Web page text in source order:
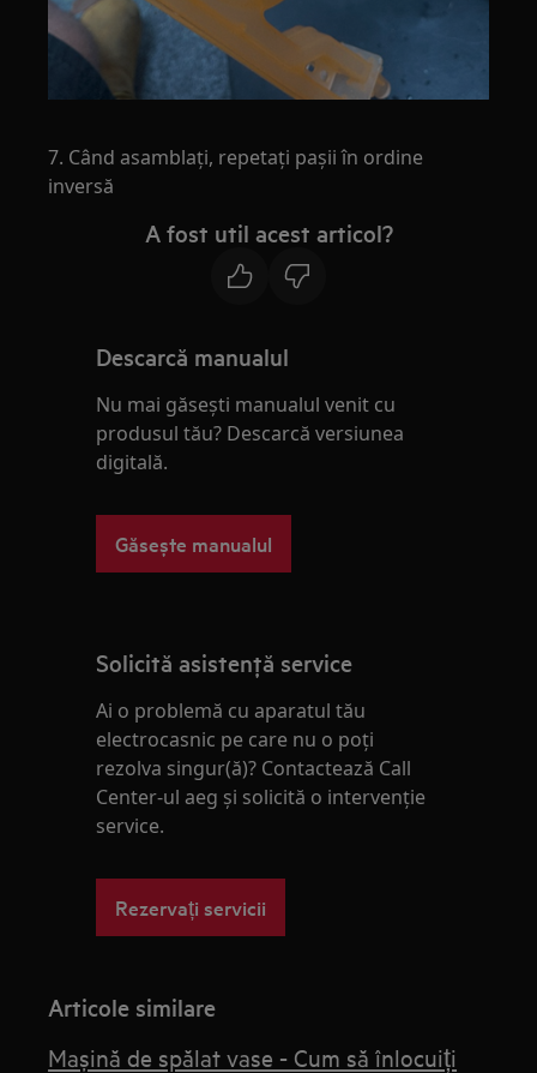
7. Când asamblați, repetați pașii în ordine
inversă
A fost util acest articol?
Descarcă manualul
Nu mai găsești manualul venit cu
produsul tău? Descarcă versiunea
digitală.
Găsește manualul
Solicită asistenţă service
Ai o problemă cu aparatul tău
electrocasnic pe care nu o poţi
rezolva singur(ă)? Contactează Call
Center-ul aeg și solicită o intervenţie
service.
Rezervați servicii
Articole similare
Mașină de spălat vase - Cum să înlocuiți